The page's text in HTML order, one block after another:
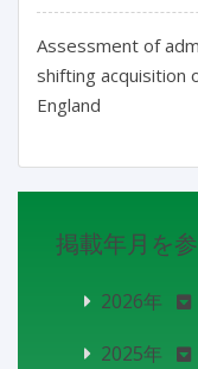
Assessment of
shifting acquisition
England
掲載年月を
2026年
2025年